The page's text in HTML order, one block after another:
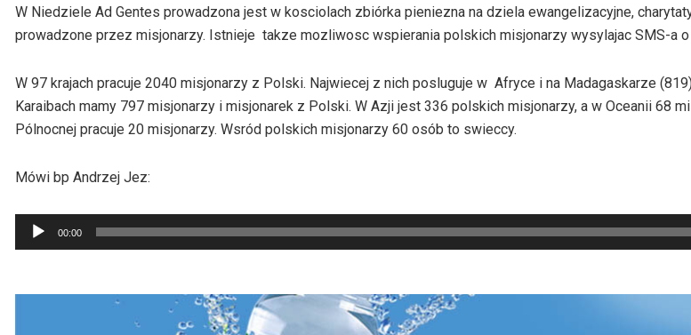
W Niedziele Ad Gentes prowadzona jest w kosciolach zbiórka pieniezna na dziela ewangelizacyjne,
prowadzone przez misjonarzy. Istnieje takze mozliwosc wspierania polskich misjonarzy wysylajac SMS-a
W 97 krajach pracuje 2040 misjonarzy z Polski. Najwiecej z nich posluguje w Afryce i na Madagaskarze
Karaibach mamy 797 misjonarzy i misjonarek z Polski. W Azji jest 336 polskich misjonarzy, a w Oceanii 68
Pólnocnej pracuje 20 misjonarzy. Wsród polskich misjonarzy 60 osób to swieccy.
Mówi bp Andrzej Jez:
Odtwarzacz
plików
00:00